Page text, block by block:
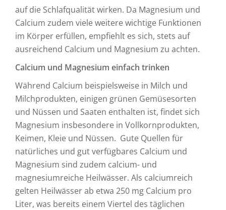
auf die Schlafqualität wirken. Da Magnesium und
Calcium zudem viele weitere wichtige Funktionen
im Körper erfüllen, empfiehlt es sich, stets auf
ausreichend Calcium und Magnesium zu achten.
Calcium und Magnesium einfach trinken
Während Calcium beispielsweise in Milch und
Milchprodukten, einigen grünen Gemüsesorten
und Nüssen und Saaten enthalten ist, findet sich
Magnesium insbesondere in Vollkornprodukten,
Keimen, Kleie und Nüssen. Gute Quellen für
natürliches und gut verfügbares Calcium und
Magnesium sind zudem calcium- und
magnesiumreiche Heilwässer. Als calciumreich
gelten Heilwässer ab etwa 250 mg Calcium pro
Liter, was bereits einem Viertel des täglichen